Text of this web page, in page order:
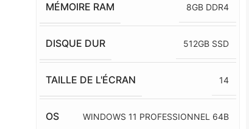
MÉMOIRE RAM 8GB DDR4
DISQUE DUR 512GB SSD
TAILLE DE L'ÉCRAN 14
OS WINDOWS 11 PROFESSIONNEL 64B